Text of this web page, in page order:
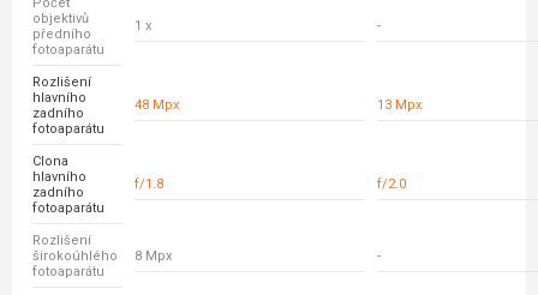
objektivů
předního
fotoaparátu
1 x -
Rozlišení
hlavního
zadního
fotoaparátu
48 Mpx 13 Mpx
Clona
hlavního
zadního
fotoaparátu
f/1.8 f/2.0
Rozlišení
širokoúhlého
fotoaparátu
8 Mpx -